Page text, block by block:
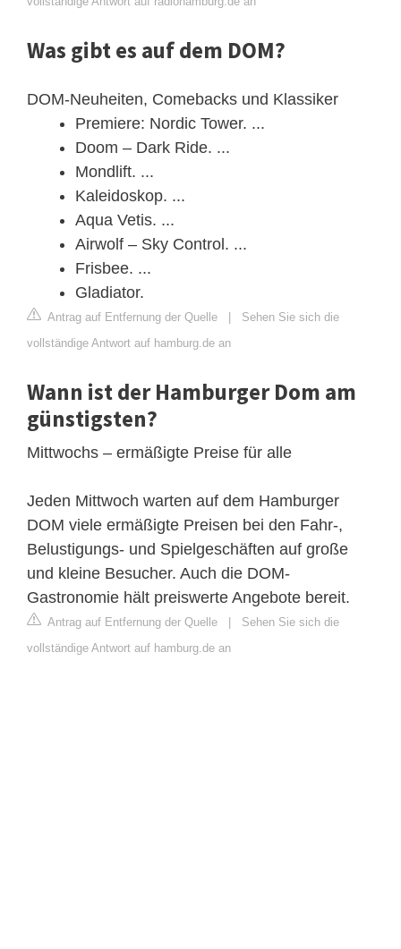
Was gibt es auf dem DOM?
DOM-Neuheiten, Comebacks und Klassiker
Premiere: Nordic Tower. ...
Doom – Dark Ride. ...
Mondlift. ...
Kaleidoskop. ...
Aqua Vetis. ...
Airwolf – Sky Control. ...
Frisbee. ...
Gladiator.
Antrag auf Entfernung der Quelle | Sehen Sie sich die
vollständige Antwort auf hamburg.de an
Wann ist der Hamburger Dom am
günstigsten?
Mittwochs – ermäßigte Preise für alle
Jeden Mittwoch warten auf dem Hamburger
DOM viele ermäßigte Preisen bei den Fahr-,
Belustigungs- und Spielgeschäften auf große
und kleine Besucher. Auch die DOM-
Gastronomie hält preiswerte Angebote bereit.
Antrag auf Entfernung der Quelle | Sehen Sie sich die
vollständige Antwort auf hamburg.de an